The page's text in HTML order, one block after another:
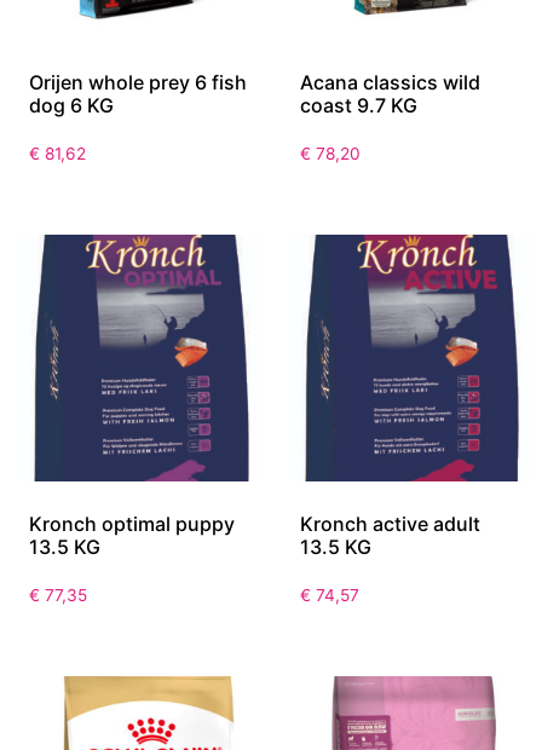
Orijen whole prey 6 fish
dog 6 KG
€ 81,62
Acana classics wild
coast 9.7 KG
€ 78,20
Kronch optimal puppy
13.5 KG
€ 77,35
Kronch active adult
13.5 KG
€ 74,57